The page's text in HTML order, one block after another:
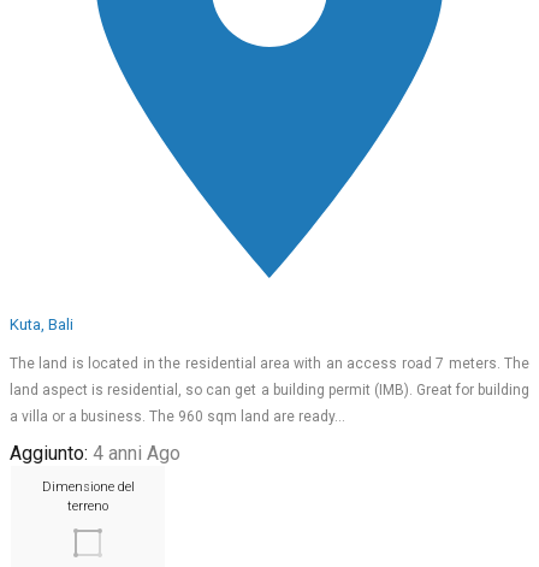
Kuta, Bali
The land is located in the residential area with an access road 7 meters. The
land aspect is residential, so can get a building permit (IMB). Great for building
a villa or a business. The 960 sqm land are ready…
Aggiunto: 4 anni Ago
Dimensione del
terreno